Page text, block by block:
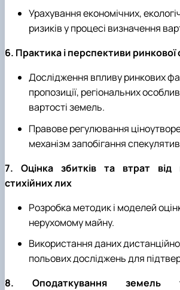
Урахування економічних,
ризиків у процесі визначення
6. Практика і перспективи ринкової
Дослідження впливу ринкових
пропозиції, регіональних
вартості земель.
Правове регулювання
механізм запобігання
7. Оцінка збитків та втрат від
стихійних лих
Розробка методик і моделей
нерухомому майну.
Використання даних
польових досліджень для
8. Оподаткування земель